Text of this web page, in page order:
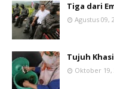
Tiga dari
Agustus 09,
Tujuh
Oktober 19,